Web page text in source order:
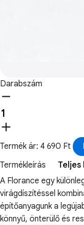
Darabszám
Termék ár: 4 690 Ft
Termékleírás
Teljes
A Florance egy
virágdíszítéssel
építőanyagunk a
könnyű, önterülő és